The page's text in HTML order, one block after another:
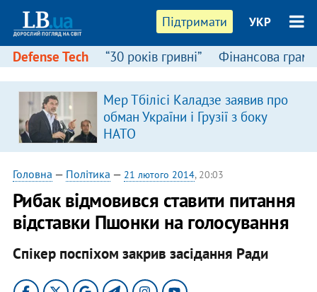
Підтримати УКР
Defense Tech “30 років гривні” Фінансова
Мер Тбілісі Каладзе заявив про
обман України і Грузії з боку
НАТО
Головна — Політика — 21 лютого 2014, 20:03
Рибак відмовився ставити питання
відставки Пшонки на голосування
Спікер поспіхом закрив засідання Ради